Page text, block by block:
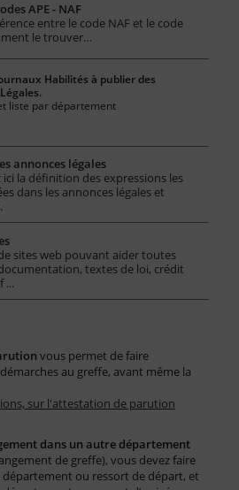
APE - NAF
entre le code NAF et le code
le trouver…
Habilités à publier des
liste par département
annonces légales
ici la définition des expressions les
dans les annonces légales et
sites web pouvant aider toutes
textes de loi, crédit
...
vous permet de faire
au greffe, avant même la
sur l'attestation de parution
dans un autre département
de greffe), vous devez faire
département ou ressort de départ, et